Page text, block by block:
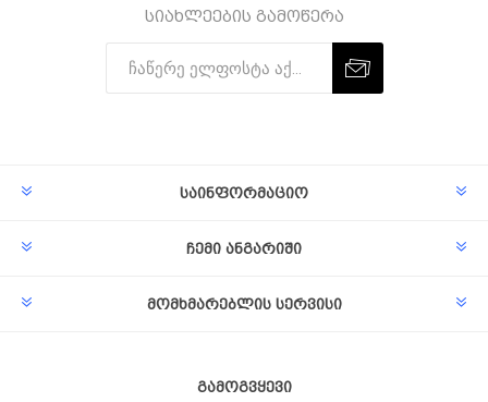
სიახლეების გამოწერა
საინფორმაციო
ჩემი ანგარიში
მომხმარებლის სერვისი
გამოგვყევი